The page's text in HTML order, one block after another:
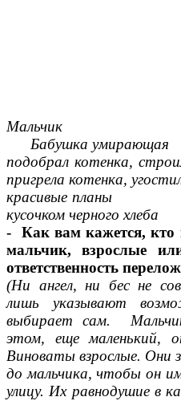
Бабушка умирающая
подобрал
пригрела котенка,
кусочком черного хлеба
- Как вам кажется, кто
мальчик, взрослые
ответственность
(Ни ангел, ни бес не
лишь указывают
выбирает сам.
этом, еще маленький,
Виноваты взрослые. Они
до мальчика, чтобы он
улицу. Их равнодушие в